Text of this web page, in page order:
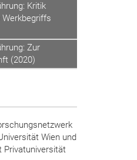
Kritik
Zur
(2020)
Wien und
Privatuniversität